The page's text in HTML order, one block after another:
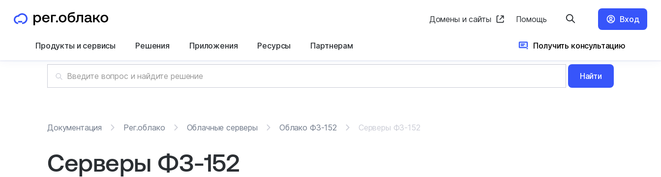
Домены и сайты Помощь Вход
Продукты и сервисы Решения Приложения Ресурсы Партнерам Получить консультацию
Найти
Документация Рег.облако Облачные серверы Облако ФЗ-152 Серверы ФЗ-152
Серверы ФЗ-152